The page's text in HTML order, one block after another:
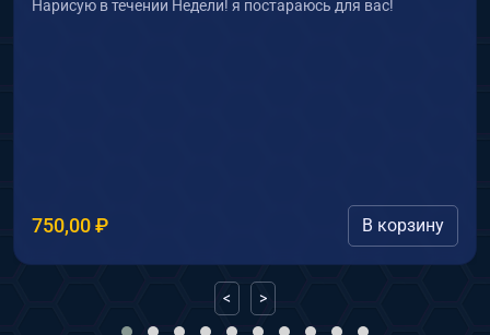
Нарисую в течении Недели! я постараюсь для вас!
750,00₽ В корзину
< >